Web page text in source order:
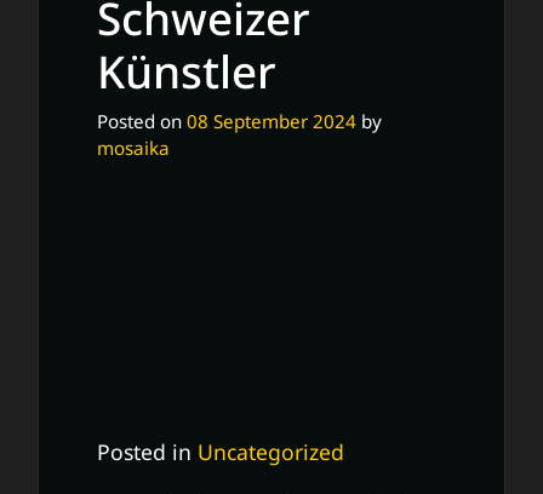
Schweizer
Künstler
Posted on 08 September 2024 by
mosaika
Posted in Uncategorized